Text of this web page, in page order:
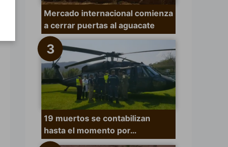
Mercado internacional comienza
a cerrar puertas al aguacate
19 muertos se contabilizan
hasta el momento por…